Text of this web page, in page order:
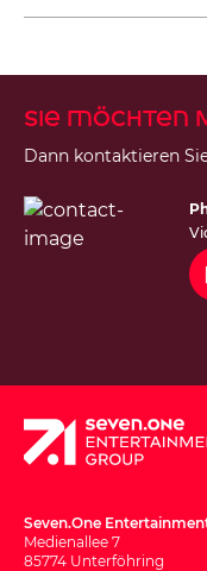
Sie möchten
Dann kontaktieren
Seven.One
Medienallee 7
85774 Unterföhring